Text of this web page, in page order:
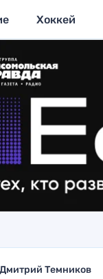
Хоккей
Дмитрий Темников